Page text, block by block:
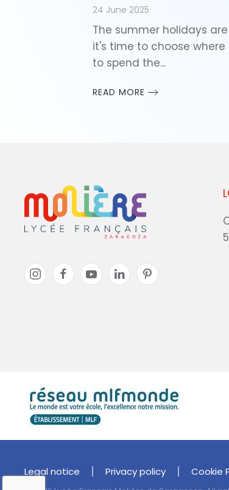
24 June 2025
The summer holidays
it's time to choose
to spend the...
READ MORE
Legal notice Privacy policy Cookie